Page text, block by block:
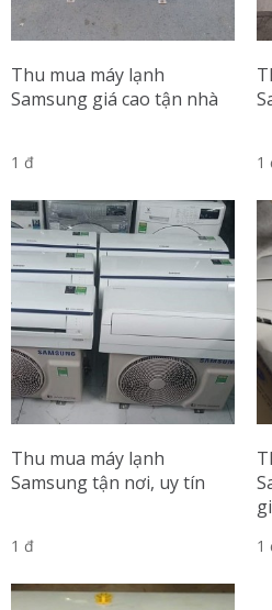
Thu mua máy lạnh
Samsung giá cao tận nhà
1 đ 1
Thu mua máy lạnh
Samsung tận nơi, uy tín
1 đ 1